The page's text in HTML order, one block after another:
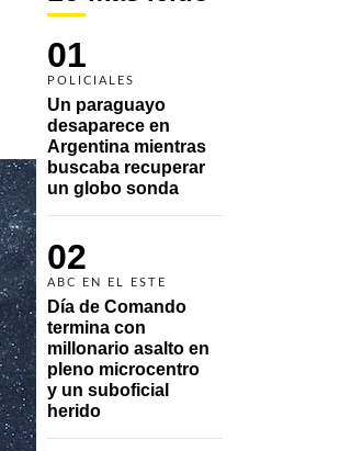
01
POLICIALES
Un paraguayo
desaparece en
Argentina mientras
buscaba recuperar
un globo sonda
02
ABC EN EL ESTE
Día de Comando
termina con
millonario asalto en
pleno microcentro
y un suboficial
herido